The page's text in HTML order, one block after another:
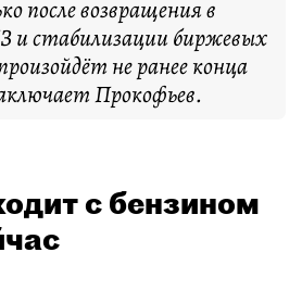
после возвращения в
и стабилизации биржевых
не ранее конца
Прокофьев.
с бензином